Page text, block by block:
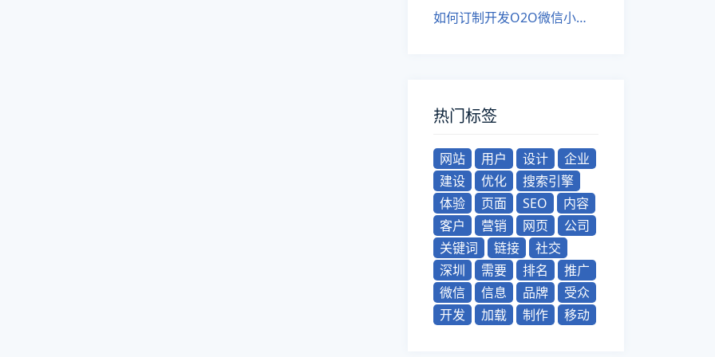
如何订制开发O2O微信小程序？
热门标签
网站 用户 设计
企业
建设
优化
搜索引擎
体验
页面 SEO
内容
客户
营销 网页
公司
关键词
链接
社交
深圳
需要 排名
推广
微信
信息 品牌
受众
开发
加载 制作 移动